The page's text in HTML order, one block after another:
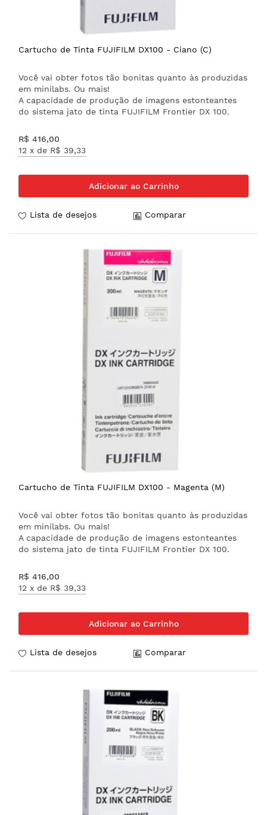
Cartucho de Tinta FUJIFILM DX100 - Ciano (C)
Você vai obter fotos tão bonitas quanto às produzidas
em minilabs. Ou mais!
A capacidade de produção de imagens estonteantes
do sistema jato de tinta FUJIFILM Frontier DX 100.
R$ 416,00
12 x de R$ 39,33
Adicionar ao Carrinho
Lista de desejos Comparar
Cartucho de Tinta FUJIFILM DX100 - Magenta (M)
Você vai obter fotos tão bonitas quanto às produzidas
em minilabs. Ou mais!
A capacidade de produção de imagens estonteantes
do sistema jato de tinta FUJIFILM Frontier DX 100.
R$ 416,00
12 x de R$ 39,33
Adicionar ao Carrinho
Lista de desejos Comparar